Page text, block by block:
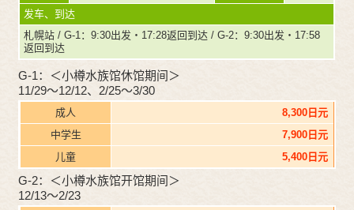
发车、到达
札幌站 / G-1：9:30出发・17:28返回到达 / G-2：9:30出发・17:58
返回到达
G-1：＜小樽水族馆休馆期间＞
11/29～12/12、2/25～3/30
成人
8,300日元
中学生
7,900日元
儿童
5,400日元
G-2：＜小樽水族馆开馆期间＞
12/13～2/23